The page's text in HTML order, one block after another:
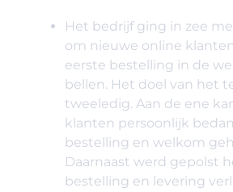
Het bedrijf ging in zee
om nieuwe online
eerste bestelling in de
bellen. Het doel van het
tweeledig. Aan de ene
klanten persoonlijk
bestelling en welkom
Daarnaast werd gepolst
bestelling en levering